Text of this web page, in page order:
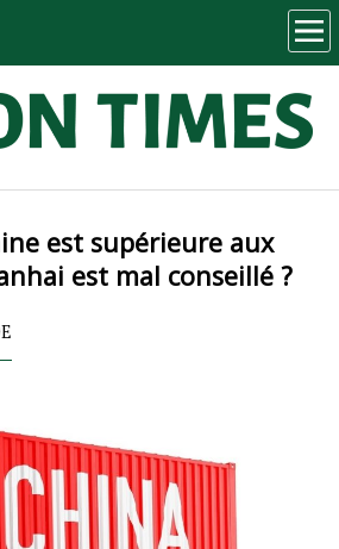
est supérieure aux
est mal conseillé ?